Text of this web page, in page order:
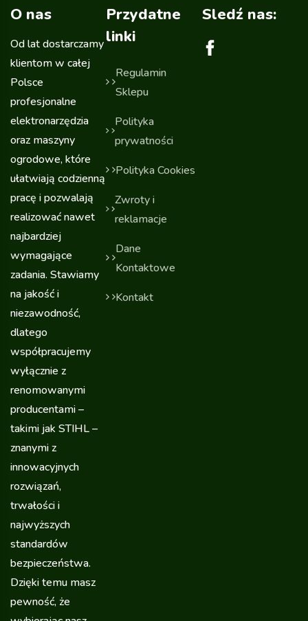
O nas
Od lat dostarczamy
klientom w całej
Polsce
profesjonalne
elektronarzędzia
oraz maszyny
ogrodowe, które
ułatwiają codzienną
pracę i pozwalają
realizować nawet
najbardziej
wymagające
zadania. Stawiamy
na jakość i
niezawodność,
dlatego
współpracujemy
wyłącznie z
renomowanymi
producentami –
takimi jak STIHL –
znanymi z
innowacyjnych
rozwiązań,
trwałości i
najwyższych
standardów
bezpieczeństwa.
Dzięki temu masz
pewność, że
Przydatne
linki
Regulamin
Sklepu
Polityka
prywatności
Polityka Cookies
Zwroty i
reklamacje
Dane
Kontaktowe
Kontakt
Sledź nas: